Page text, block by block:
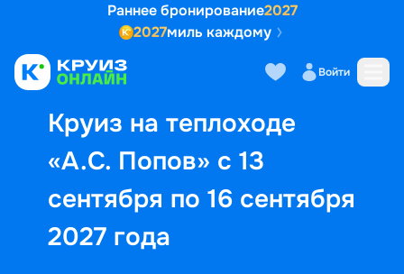
Раннее бронирование2027
2027миль каждому
Войти
Круиз на теплоходе
«А.С. Попов» с 13
сентября по 16 сентября
2027 года
Выбор кают Маршрут и